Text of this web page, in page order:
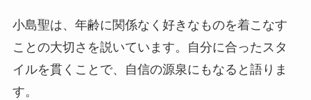
小島聖は、年齢に関係なく好きなものを着こなす
ことの大切さを説いています。自分に合ったスタ
イルを貫くことで、自信の源泉にもなると語りま
す。